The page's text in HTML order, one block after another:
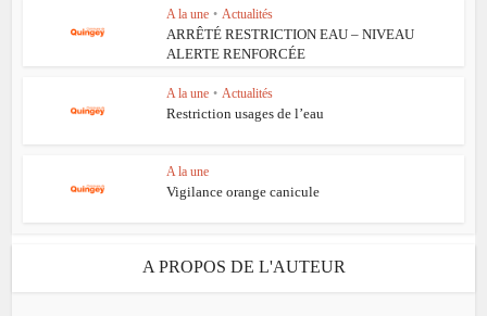
A la une • Actualités
ARRÊTÉ RESTRICTION EAU – NIVEAU
ALERTE RENFORCÉE
A la une • Actualités
Restriction usages de l’eau
A la une
Vigilance orange canicule
A PROPOS DE L'AUTEUR